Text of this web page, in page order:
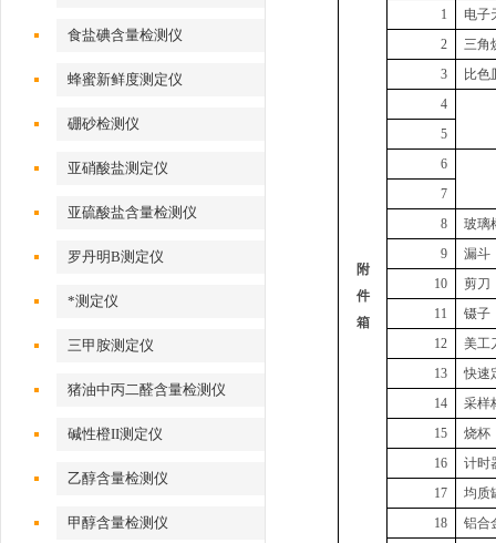
食盐碘含量检测仪
蜂蜜新鲜度测定仪
硼砂检测仪
亚硝酸盐测定仪
亚硫酸盐含量检测仪
罗丹明B测定仪
*测定仪
三甲胺测定仪
猪油中丙二醛含量检测仪
碱性橙II测定仪
乙醇含量检测仪
甲醇含量检测仪
附
件
箱
1
电子
2
三角
3
比色
4
5
6
7
8
玻璃
9
漏斗
10
剪刀
11
镊子
12
美工
13
快速
14
采样
15
烧杯
16
计时
17
均质
18
铝合